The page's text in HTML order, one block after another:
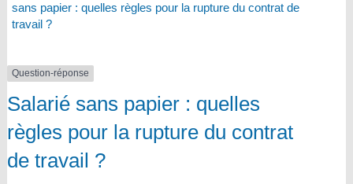
sans papier : quelles règles pour la rupture du contrat de
travail ?
Question-réponse
Salarié sans papier : quelles
règles pour la rupture du contrat
de travail ?